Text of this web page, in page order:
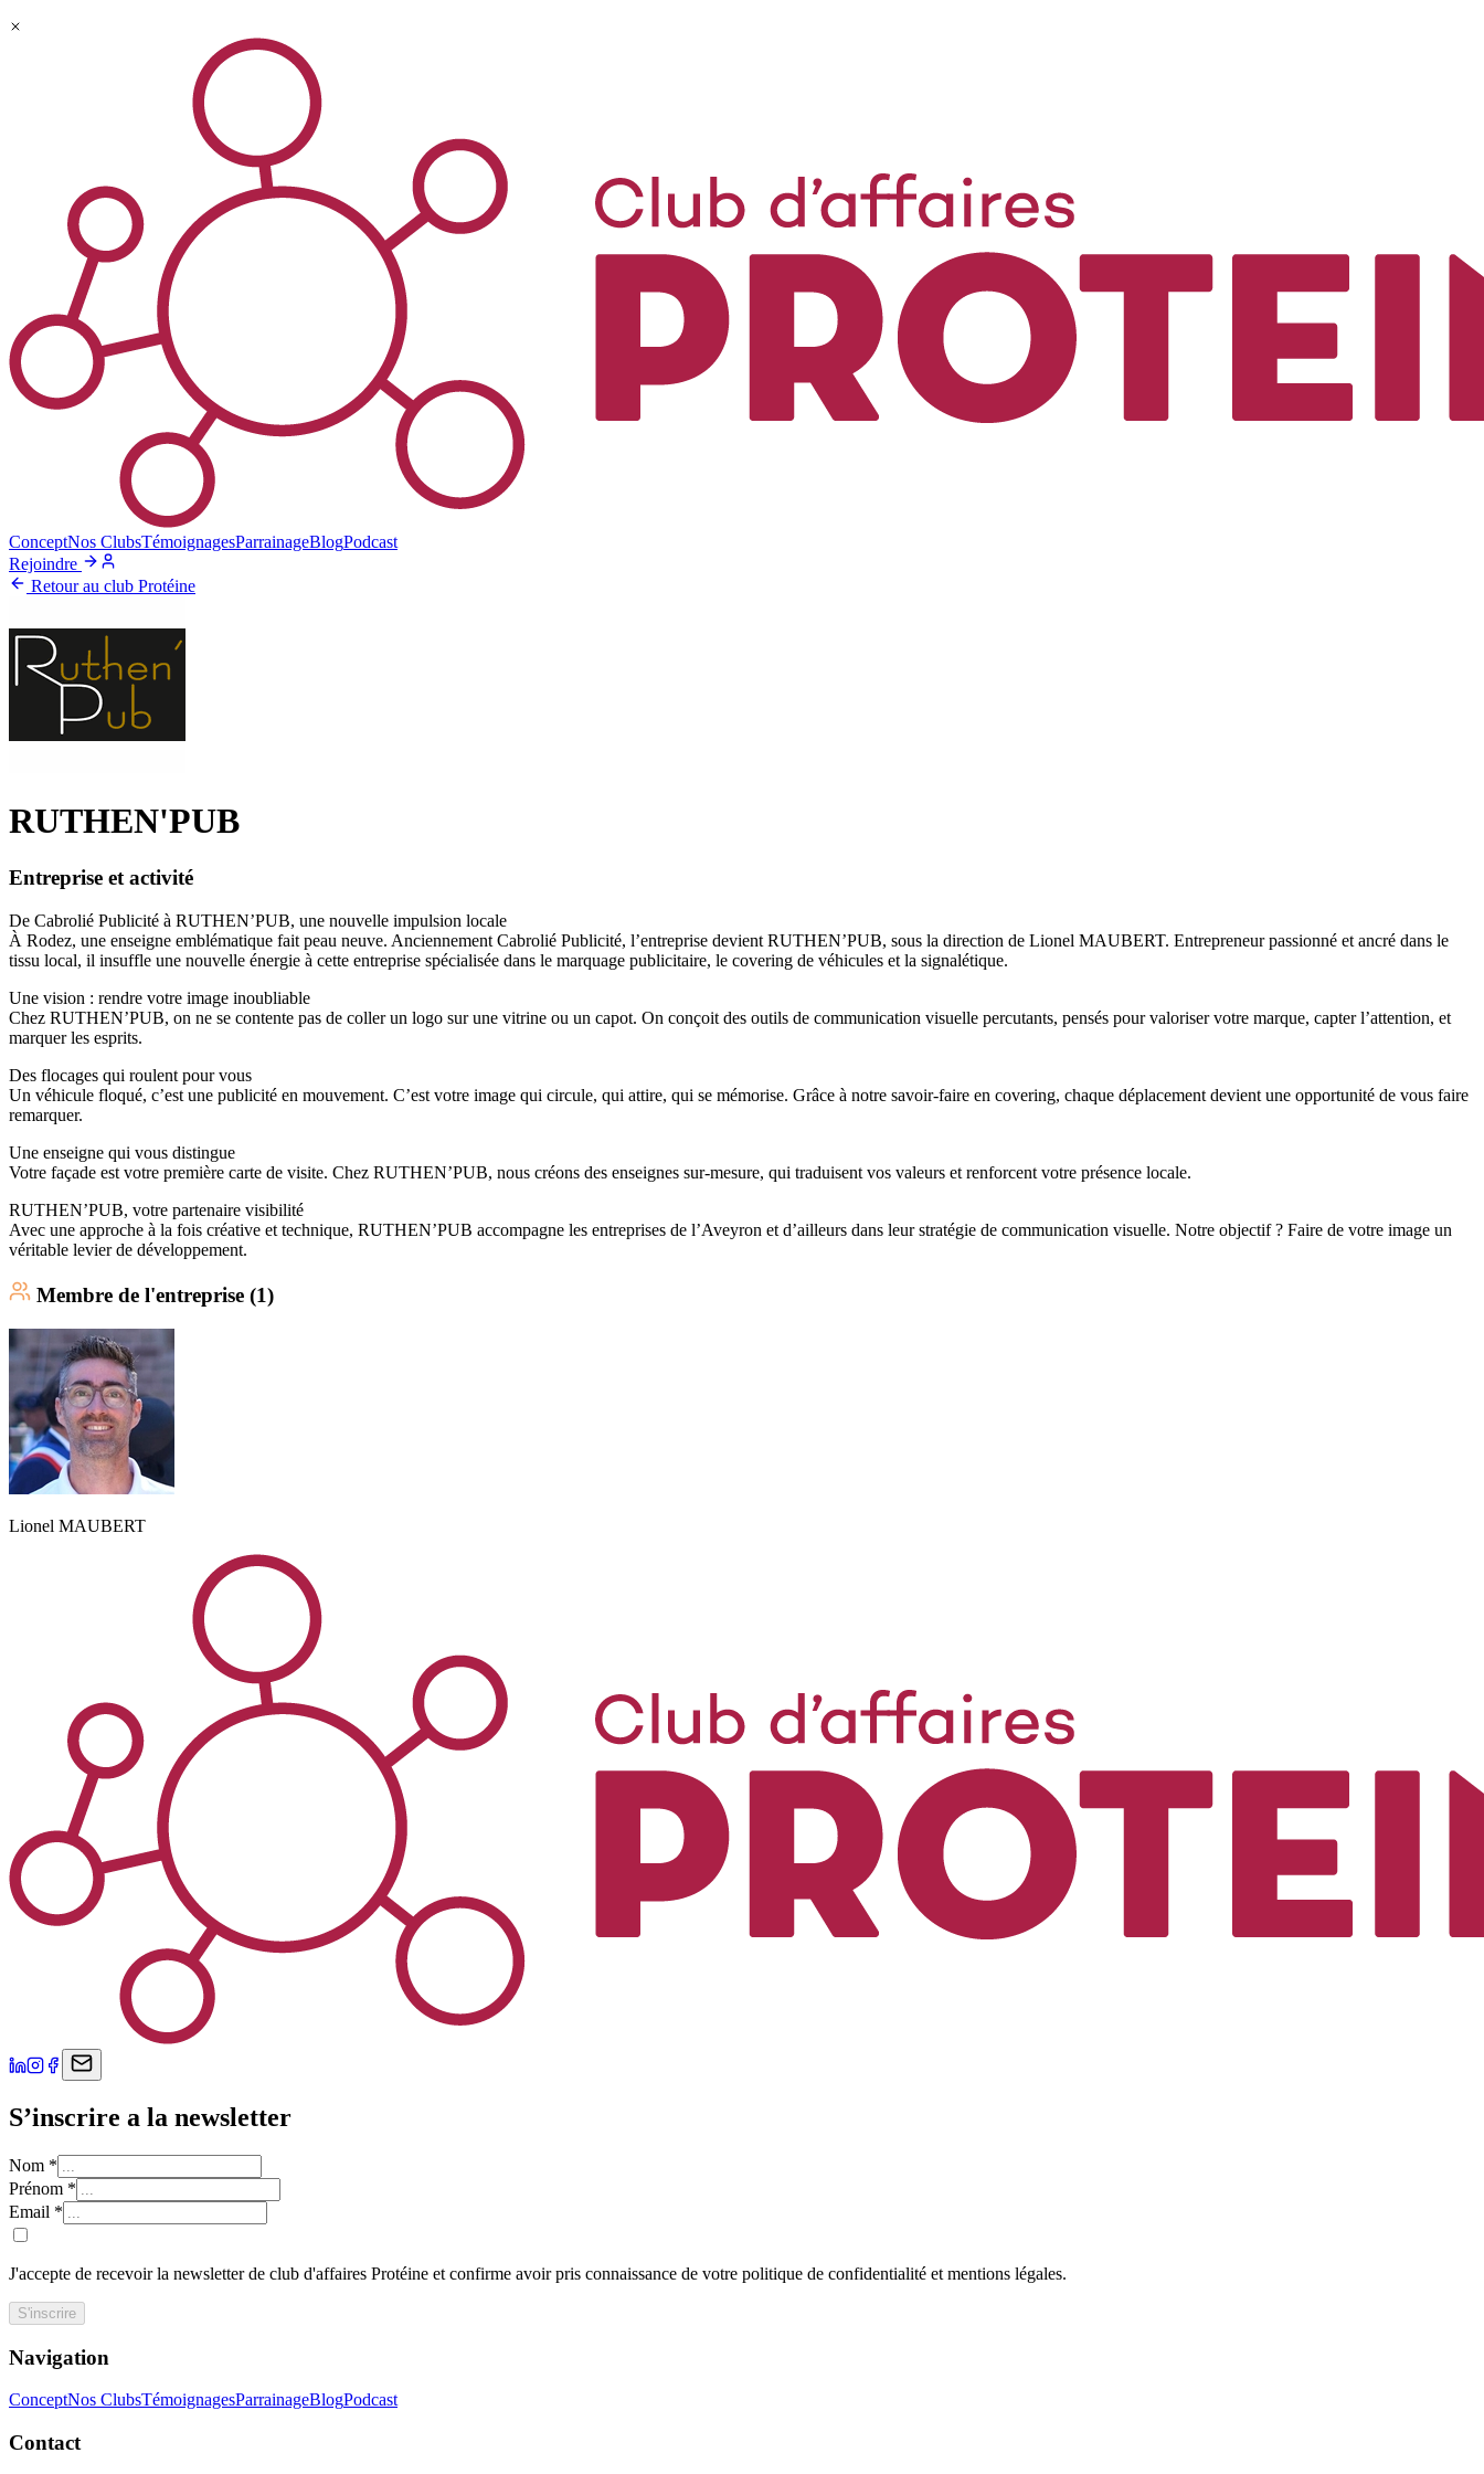
ConceptNos ClubsTémoignagesParrainageBlogPodcast
Rejoindre
Retour au club Protéine
RUTHEN'PUB
Entreprise et activité
De Cabrolié Publicité à RUTHEN’PUB, une nouvelle impulsion locale
À Rodez, une enseigne emblématique fait peau neuve. Anciennement Cabrolié Publicité, l’entreprise devient RUTHEN’PUB, sous la direction de Lionel MAUBERT. Entrepreneur passionné et ancré dans le
tissu local, il insuffle une nouvelle énergie à cette entreprise spécialisée dans le marquage publicitaire, le covering de véhicules et la signalétique.
Une vision : rendre votre image inoubliable
Chez RUTHEN’PUB, on ne se contente pas de coller un logo sur une vitrine ou un capot. On conçoit des outils de communication visuelle percutants, pensés pour valoriser votre marque, capter l’attention, et
marquer les esprits.
Des flocages qui roulent pour vous
Un véhicule floqué, c’est une publicité en mouvement. C’est votre image qui circule, qui attire, qui se mémorise. Grâce à notre savoir-faire en covering, chaque déplacement devient une opportunité de vous faire
remarquer.
Une enseigne qui vous distingue
Votre façade est votre première carte de visite. Chez RUTHEN’PUB, nous créons des enseignes sur-mesure, qui traduisent vos valeurs et renforcent votre présence locale.
RUTHEN’PUB, votre partenaire visibilité
Avec une approche à la fois créative et technique, RUTHEN’PUB accompagne les entreprises de l’Aveyron et d’ailleurs dans leur stratégie de communication visuelle. Notre objectif ? Faire de votre image un
véritable levier de développement.
Membre de l'entreprise (1)
Lionel MAUBERT
S’inscrire a la newsletter
Nom *
Prénom *
Email *
J'accepte de recevoir la newsletter de club d'affaires Protéine et confirme avoir pris connaissance de votre politique de confidentialité et mentions légales.
S'inscrire
Navigation
ConceptNos ClubsTémoignagesParrainageBlogPodcast
Contact